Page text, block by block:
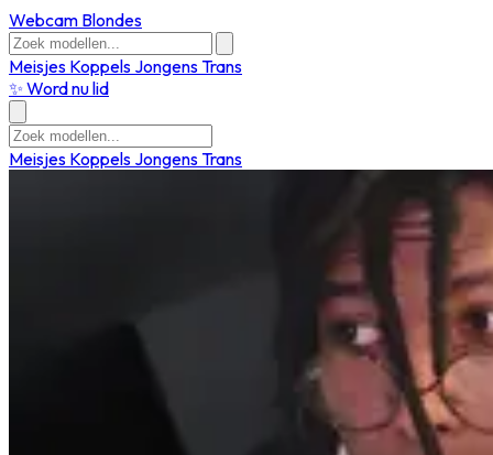
Webcam Blondes
Meisjes Koppels JongensTrans
✨ Word nu lid
Meisjes Koppels JongensTrans